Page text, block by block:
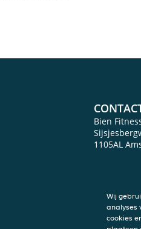
Bien
1105AL
Wij
analyses
cookies